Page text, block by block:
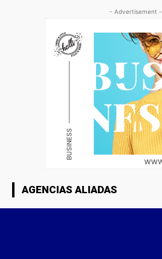
- Advertisement -
AGENCIAS ALIADAS